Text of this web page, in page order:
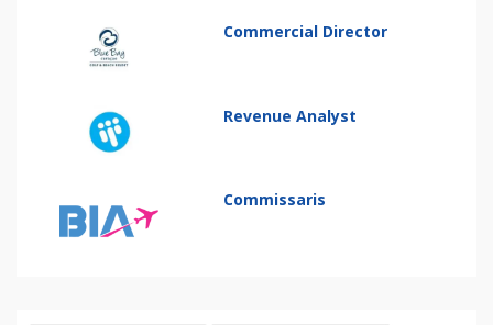
Commercial Director
Revenue Analyst
Commissaris